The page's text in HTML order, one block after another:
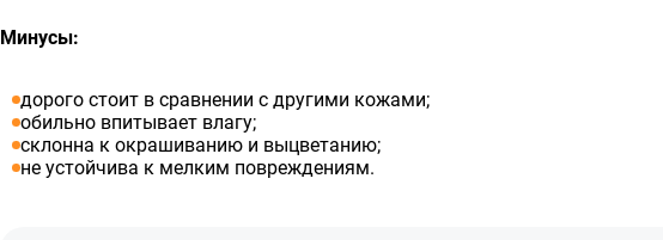
Минусы:
дорого стоит в сравнении с другими кожами;
обильно впитывает влагу;
склонна к окрашиванию и выцветанию;
не устойчива к мелким повреждениям.